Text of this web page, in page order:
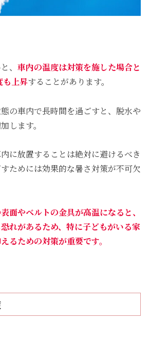
、 車内の温度は対策を施した場合と
も上昇することがあります。
の車内で長時間を過ごすと、脱水や
します。
に放置することは絶対に避けるべき
ためには効果的な暑さ対策が不可欠
面やベルトの金具が高温になると、
れがあるため、特に子どもがいる家
るための対策が重要です。